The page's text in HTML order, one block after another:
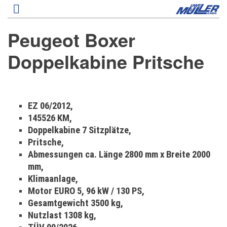
Direkt
zum
Peugeot Boxer
Doppelkabine Pritsche
EZ 06/2012,
145526 KM,
Doppelkabine 7 Sitzplätze,
Pritsche,
Abmessungen ca. Länge 2800 mm x Breite 2000
mm,
Klimaanlage,
Motor EURO 5, 96 kW / 130 PS,
Gesamtgewicht 3500 kg,
Nutzlast 1308 kg,